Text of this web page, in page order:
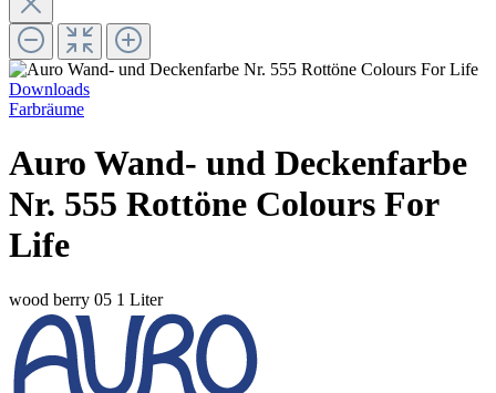
Downloads
Farbräume
Auro Wand- und Deckenfarbe
Nr. 555 Rottöne Colours For
Life
wood berry 05 1 Liter